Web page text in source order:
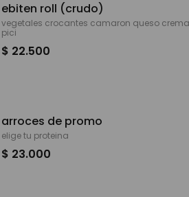
ebiten roll (crudo)
vegetales crocantes camaron queso crema toppin
pici
$ 22.500
arroces de promo
elige tu proteina
$ 23.000